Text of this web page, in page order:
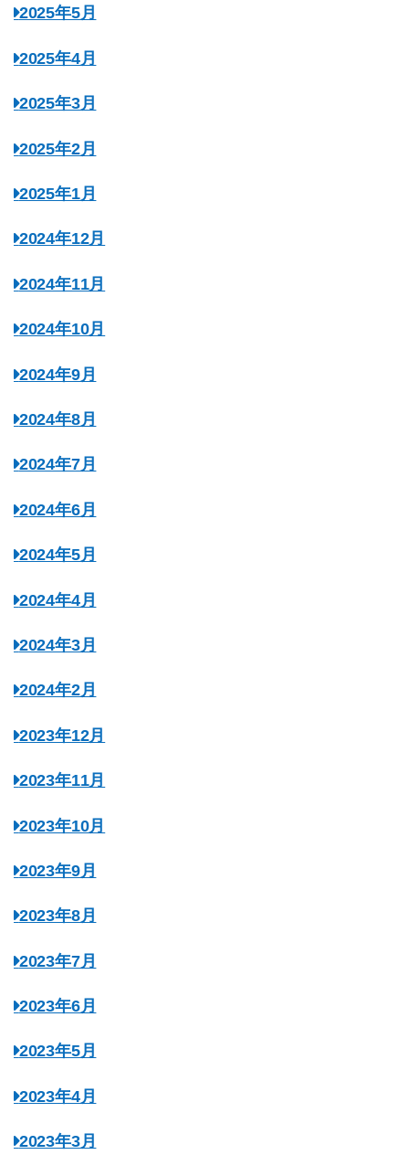
2025年5月
2025年4月
2025年3月
2025年2月
2025年1月
2024年12月
2024年11月
2024年10月
2024年9月
2024年8月
2024年7月
2024年6月
2024年5月
2024年4月
2024年3月
2024年2月
2023年12月
2023年11月
2023年10月
2023年9月
2023年8月
2023年7月
2023年6月
2023年5月
2023年4月
2023年3月